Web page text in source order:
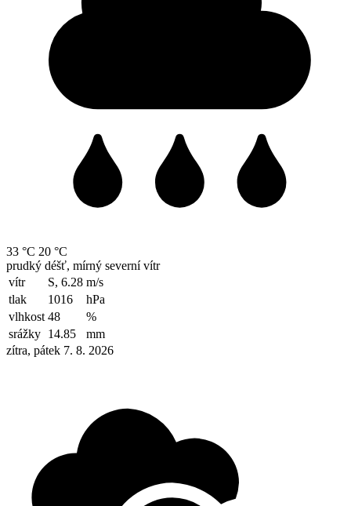
33 °C 20 °C
prudký déšť, mírný severní vítr
vítr
S, 6.28 m/s
tlak
1016
hPa
vlhkost 48
%
srážky 14.85
mm
zítra, pátek 7. 8. 2026